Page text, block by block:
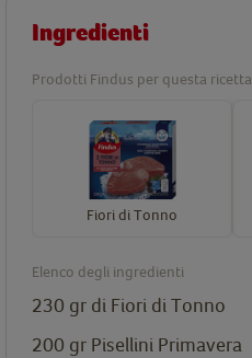
Ingredienti
Prodotti Findus per questa ricetta
Fiori di Tonno
Elenco degli ingredienti
230 gr di Fiori di Tonno
200 gr Pisellini Primavera